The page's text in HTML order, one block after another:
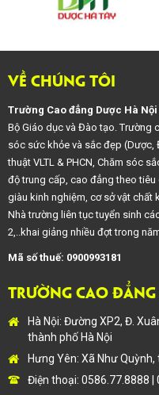
VỀ CHÚNG TÔI
Trường Cao đẳng Dược Hà Nội
Bộ Giáo dục và Đào tạo. Trường
sóc sức khỏe và sắc đẹp (Dược,
thuật VLTL & PHCN, Chăm sóc
độ trung cấp, cao đẳng theo tiêu
giàu kinh nghiệm, cơ sở vật chất
Nhà trường liên tục tuyển sinh
2,..khai giảng nhiều đợt trong
Mã số thuế: 0900993181
TRƯỜNG CAO
Hà Nội: Đường XP2, Đ.
thành phố Hà Nội
Hưng Yên: Xã Như
Điện thoại: 0586.77.8888 |